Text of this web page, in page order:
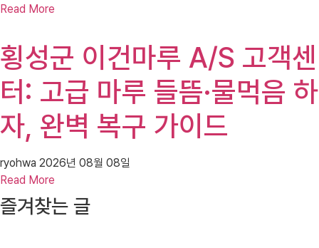
Read More
횡성군 이건마루 A/S 고객센
터: 고급 마루 들뜸·물먹음 하
자, 완벽 복구 가이드
ryohwa 2026년 08월 08일
Read More
즐겨찾는 글